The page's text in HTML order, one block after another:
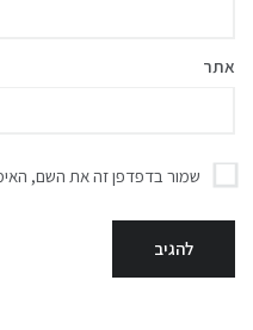
אתר
שמור בדפדפן זה את השם,